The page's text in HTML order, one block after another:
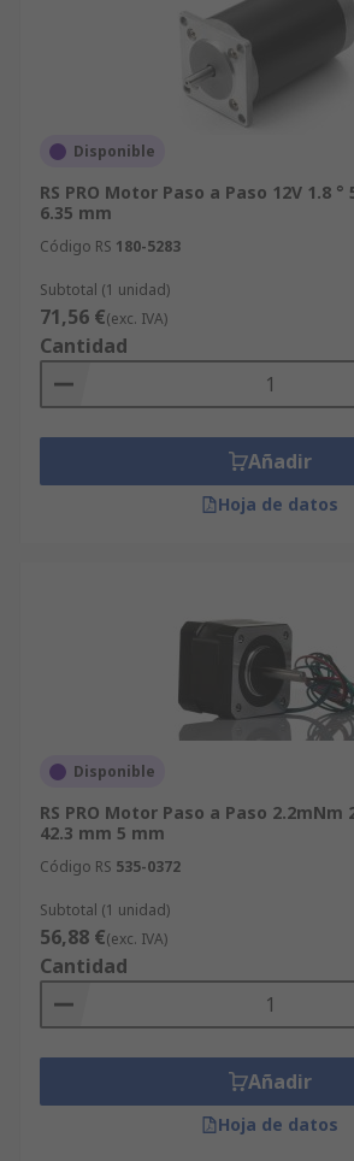
Disponible
RS PRO Motor Paso a Paso 12V 1.8 °
6.35 mm
Código RS 180-5283
Subtotal (1 unidad)
71,56 €(exc. IVA)
Cantidad
Añadir
Hoja de datos
Disponible
RS PRO Motor Paso a Paso 2.2mNm
42.3 mm 5 mm
Código RS 535-0372
Subtotal (1 unidad)
56,88 €(exc. IVA)
Cantidad
Añadir
Hoja de datos